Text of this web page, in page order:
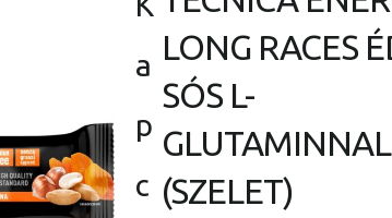
LONG RACES
SÓS L-
GLUTAMINNAL
(SZELET)
a
p
c